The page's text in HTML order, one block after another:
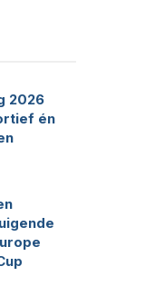
2026
én